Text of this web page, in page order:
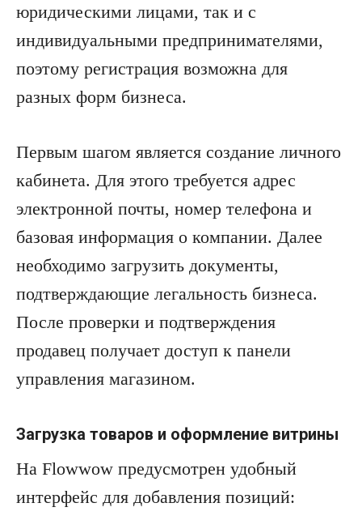
юридическими лицами, так и с
индивидуальными предпринимателями,
поэтому регистрация возможна для
разных форм бизнеса.
Первым шагом является создание личного
кабинета. Для этого требуется адрес
электронной почты, номер телефона и
базовая информация о компании. Далее
необходимо загрузить документы,
подтверждающие легальность бизнеса.
После проверки и подтверждения
продавец получает доступ к панели
управления магазином.
Загрузка товаров и оформление витрины
На Flowwow предусмотрен удобный
интерфейс для добавления позиций: